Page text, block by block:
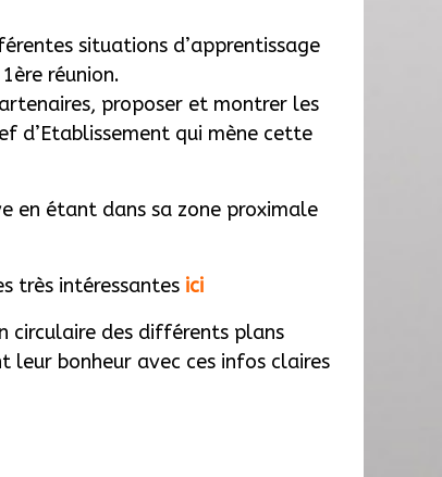
situations d’apprentissage
réunion.
proposer et montrer les
d’Etablissement qui mène cette
en étant dans sa zone proximale
très intéressantes ici
circulaire des différents plans
leur bonheur avec ces infos claires